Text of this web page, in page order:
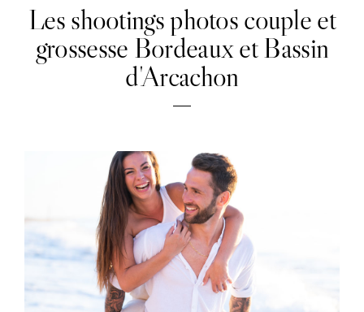
Les shootings photos couple et
grossesse Bordeaux et Bassin
d'Arcachon
DÉCOUVRIR LES PHOTOS